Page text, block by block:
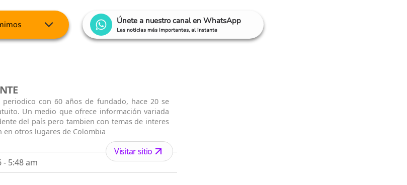
Únete a nuestro canal en WhatsApp
Las noticias más importantes, al instante
con 60 años de fundado, hace 20 se
Un medio que ofrece información variada
del país pero tambien con temas de interes
en otros lugares de Colombia
- 5:48 am
Visitar sitio